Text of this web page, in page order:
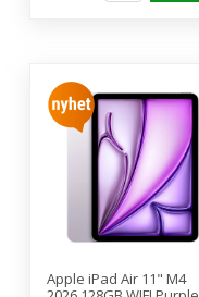
Apple iPad Air 11" M4